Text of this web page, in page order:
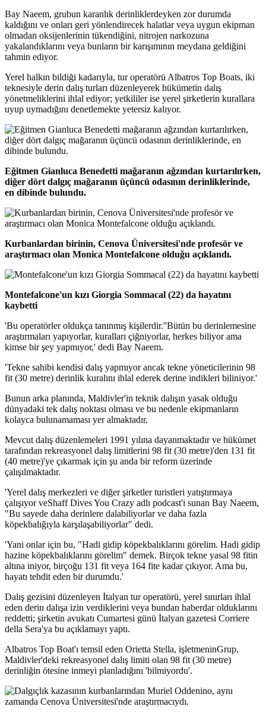
Bay Naeem, grubun karanlık derinliklerdeyken zor durumda
kaldığını ve onları geri yönlendirecek halatlar veya uygun ekipman
olmadan oksijenlerinin tükendiğini, nitrojen narkozuna
yakalandıklarını veya bunların bir karışımının meydana geldiğini
tahmin ediyor.
Yerel halkın bildiği kadarıyla, tur operatörü Albatros Top Boats, iki
teknesiyle derin dalış turları düzenleyerek hükümetin dalış
yönetmeliklerini ihlal ediyor; yetkililer ise yerel şirketlerin kurallara
uyup uymadığını denetlemekte yetersiz kalıyor.
Eğitmen Gianluca Benedetti mağaranın ağzından kurtarılırken,
diğer dört dalgıç mağaranın üçüncü odasının derinliklerinde,
en dibinde bulundu.
Kurbanlardan birinin, Cenova Üniversitesi'nde profesör ve
araştırmacı olan Monica Montefalcone olduğu açıklandı.
Montefalcone'un kızı Giorgia Sommacal (22) da hayatını
kaybetti
'Bu operatörler oldukça tanınmış kişilerdir.''Bütün bu derinlemesine
araştırmaları yapıyorlar, kuralları çiğniyorlar, herkes biliyor ama
kimse bir şey yapmıyor,' dedi Bay Naeem.
'Tekne sahibi kendisi dalış yapmıyor ancak tekne yöneticilerinin 98
fit (30 metre) derinlik kuralını ihlal ederek derine indikleri biliniyor.'
Bunun arka planında, Maldivler'in teknik dalışın yasak olduğu
dünyadaki tek dalış noktası olması ve bu nedenle ekipmanların
kolayca bulunamaması yer almaktadır.
Mevcut dalış düzenlemeleri 1991 yılına dayanmaktadır ve hükümet
tarafından rekreasyonel dalış limitlerini 98 fit (30 metre)'den 131 fit
(40 metre)'ye çıkarmak için şu anda bir reform üzerinde
çalışılmaktadır.
'Yerel dalış merkezleri ve diğer şirketler turistleri yatıştırmaya
çalışıyor veShaff Dives You Crazy adlı podcast'i sunan Bay Naeem,
"Bu sayede daha derinlere dalabiliyorlar ve daha fazla
köpekbalığıyla karşılaşabiliyorlar" dedi.
'Yani onlar için bu, "Hadi gidip köpekbalıklarını görelim. Hadi gidip
hazine köpekbalıklarını görelim" demek. Birçok tekne yasal 98 fitin
altına iniyor, birçoğu 131 fit veya 164 fite kadar çıkıyor. Ama bu,
hayatı tehdit eden bir durumdu.'
Dalış gezisini düzenleyen İtalyan tur operatörü, yerel sınırları ihlal
eden derin dalışa izin verdiklerini veya bundan haberdar olduklarını
reddetti; şirketin avukatı Cumartesi günü İtalyan gazetesi Corriere
della Sera'ya bu açıklamayı yaptı.
Albatros Top Boat'ı temsil eden Orietta Stella, işletmeninGrup,
Maldivler'deki rekreasyonel dalış limiti olan 98 fit (30 metre)
derinliğin ötesine inmeyi planladığını 'bilmiyordu'.